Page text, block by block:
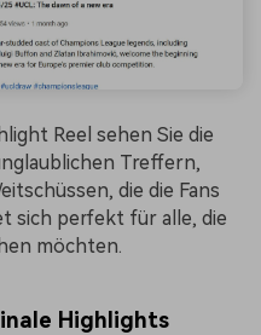
Reel sehen Sie die
Treffern,
die die Fans
sich perfekt für alle, die
möchten.
Highlights